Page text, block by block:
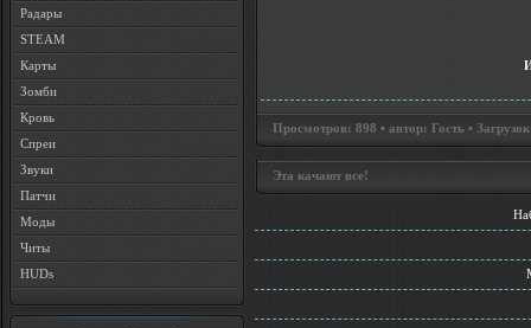
Радары
STEAM
Карты
Зомби
Кровь
Спреи
Звуки
Патчи
Моды
Читы
HUDs
Просмотров: 898 • автор: Гость •
Эта качают все!